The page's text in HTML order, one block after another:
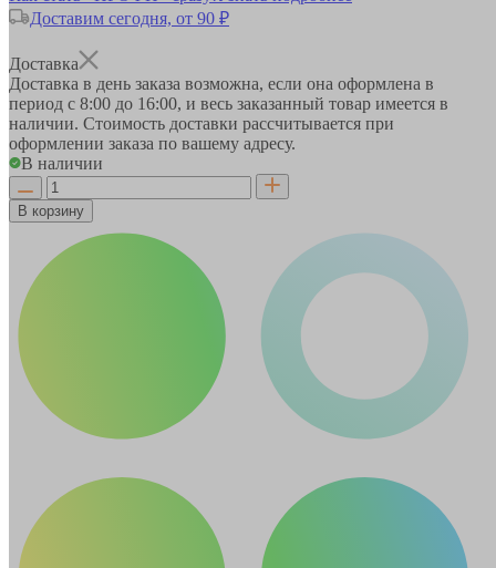
Доставим сегодня, от 90 ₽
Доставка
Доставка в день заказа возможна, если она оформлена в
период с 8:00 до 16:00, и весь заказанный товар имеется в
наличии. Стоимость доставки рассчитывается при
оформлении заказа по вашему адресу.
В наличии
В корзину